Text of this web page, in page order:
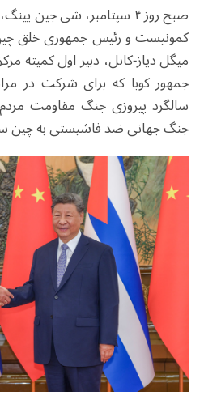
صبح روز ۴ سپتامبر، شی
کمونیست و رئیس جمهوری خلق
میگل دیاز-کانل، دبیر اول
جمهور کوبا که برای شرکت در
سالگرد پیروزی جنگ مقاومت مردم
جنگ جهانی ضد فاشیستی به چین